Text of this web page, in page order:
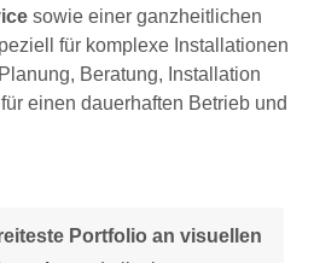
sowie einer ganzheitlichen
für komplexe Installationen
Beratung, Installation
einen dauerhaften Betrieb und
Portfolio an visuellen